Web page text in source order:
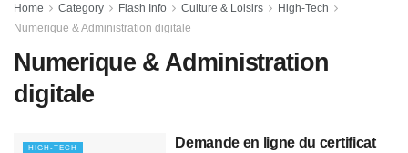
Home Category Flash Info Culture & Loisirs
High-Tech
Numerique & Administration digitale
Numerique & Administration
digitale
HIGH-TECH
Demande en ligne du certificat